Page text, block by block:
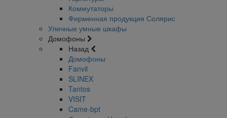
Коммутаторы
Фирменная продукция Солярис
Уличные умные шкафы
Домофоны
Назад
Домофоны
Fanvil
SLINEX
Tantos
VISIT
Came-bpt